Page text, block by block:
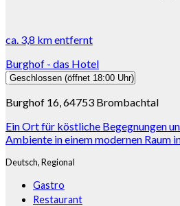
ca. 3,8 kmentfernt
Burghof - das Hotel
Geschlossen (öffnet 18:00 Uhr)
Burghof 16, 64753 Brombachtal
Ein Ort für köstliche Begegnungen
Ambiente in einem modernen Raum
Deutsch,Regional
Gastro
Restaurant